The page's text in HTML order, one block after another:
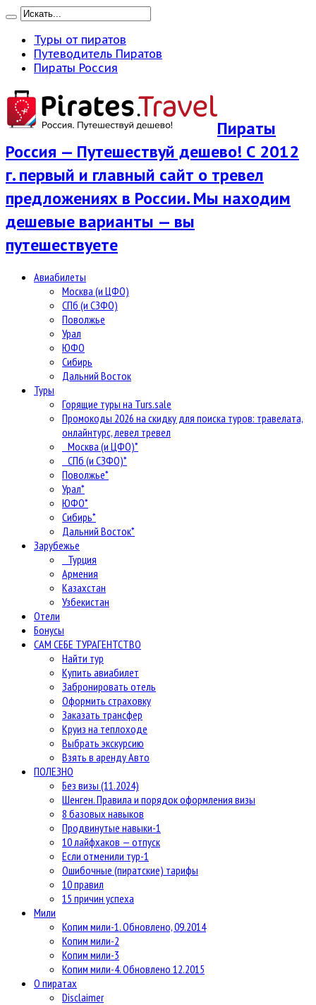
Туры от пиратов
Путеводитель Пиратов
Пираты Россия
Пираты
Россия — Путешествуй дешево! С 2012
г. первый и главный сайт о тревел
предложениях в России. Мы находим
дешевые варианты — вы
путешествуете
Авиабилеты
Москва (и ЦФО)
СПб (и СЗФО)
Поволжье
Урал
ЮФО
Сибирь
Дальний Восток
Туры
Горящие туры на Turs.sale
Промокоды 2026 на скидку для поиска туров: травелата,
онлайнтурс, левел тревел
Москва (и ЦФО)*
СПб (и СЗФО)*
Поволжье*
Урал*
ЮФО*
Сибирь*
Дальний Восток*
Зарубежье
Турция
Армения
Казахстан
Узбекистан
Отели
Бонусы
САМ СЕБЕ ТУРАГЕНТСТВО
Найти тур
Купить авиабилет
Забронировать отель
Оформить страховку
Заказать трансфер
Круиз на теплоходе
Выбрать экскурсию
Взять в аренду Авто
ПОЛЕЗНО
Без визы (11.2024)
Шенген. Правила и порядок оформления визы
8 базовых навыков
Продвинутые навыки-1
10 лайфхаков — отпуск
Если отменили тур-1
Ошибочные (пиратские) тарифы
10 правил
15 причин успеха
Мили
Копим мили-1. Обновлено, 09.2014
Копим мили-2
Копим мили-3
Копим мили-4. Обновлено 12.2015
О пиратах
Disclaimer